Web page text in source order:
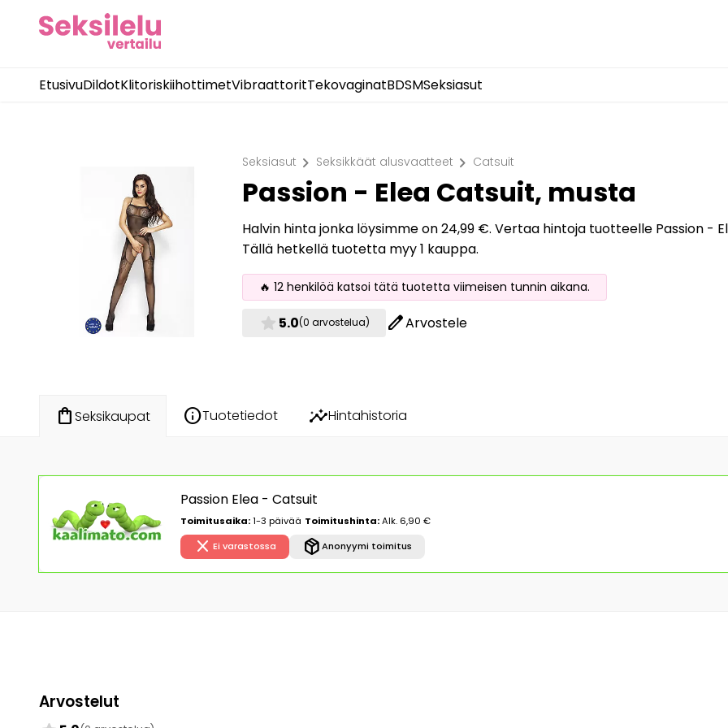
EtusivuDildotKlitoriskiihottimetVibraattoritTekovaginatBDSMSeksiasut
Seksiasut chevron_right Seksikkäät alusvaatteet chevron_right Catsuit
Passion - Elea Catsuit, musta
Halvin hinta jonka löysimme on 24,99 €. Vertaa hintoja tuotteelle Passion -
Tällä hetkellä tuotetta myy 1 kauppa.
🔥 12 henkilöä katsoi tätä tuotetta viimeisen tunnin aikana.
star 5.0(0 arvostelua) editArvostele
shopping_bagSeksikaupat infoTuotetiedot insightsHintahistoria
Passion Elea - Catsuit
Toimitusaika:1-3 päivää Toimitushinta:Alk. 6,90 €
close Ei varastossa package_2Anonyymi toimitus
Arvostelut